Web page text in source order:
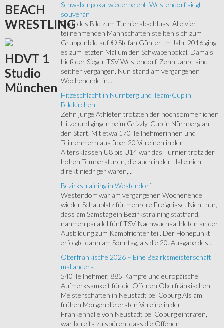
Schwabenpokal wiederbelebt: Westendorf siegt
souverän
Ein tolles Bild zum Turnierabschluss: Alle vier
teilnehmenden Mannschaften stellten sich zum
Gruppenbild auf. © Stefan Günter Im Jahr 2016 ging
es zum letzten Mal um den Schwabenpokal. Damals
hieß der Sieger TSV Westendorf. Zehn Jahre sind
seither vergangen. Nun stand am vergangenen
Wochenende in...
Hitzeschlacht in Nürnberg und Team-Cup in
Feldkirchen
Zehn junge Athleten trotzten der hochsommerlichen
Hitze und gingen beim Grizzly-Cup in Nürnberg an
den Start. Mit etwa 170 Teilnehmerinnen und
Teilnehmern aus über 20 Vereinen in den
Altersklassen U8 bis U14 war das Turnier trotz der
hohen Temperaturen, die auch in der Halle nicht
direkt niedriger waren,...
Bezirkstraining in Westendorf
Westendorf war am vergangenen Wochenende
wieder Schauplatz für mehrere Ereignisse. Nicht nur,
dass am Samstag ein Bezirkstraining stattfand,
nahmen parallel fünf TSV-Nachwuchsathleten an der
Ausbildung zum Kampfrichter teil. Der Höhepunkt
erfolgte dann am Sonntag, als die 20. Ausgabe des...
Oberfränkische 2026 – Eine Bezirksmeisterschaft
mal anders!
540 Teilnehmer, 885 Kämpfe und europäische
Aufmerksamkeit für die Offenen Oberfränkischen
Meisterschaften in Neustadt bei Coburg Als am
frühen Morgen die ersten Vereine in der
Frankenhalle von Neustadt bei Coburg eintrafen,
war bereits zu spüren, dass die Offenen
BEACH
WRESTLING
HDVT 1
Studio
München